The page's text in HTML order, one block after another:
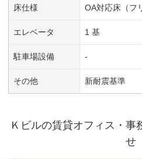
床仕様 OA対応床（フ
エレベータ 1 基
駐車場設備 -
その他 新耐震基準
Ｋビルの賃貸オフィス・事
せ